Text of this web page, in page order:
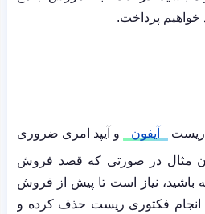
خواهیم پرداخت.
ریست آیفون
و آیپد امری ضروری
مثال در صورتی که قصد فروش
باشید، نیاز است تا پیش از فروش
انجام فکتوری ریست حذف کرده و